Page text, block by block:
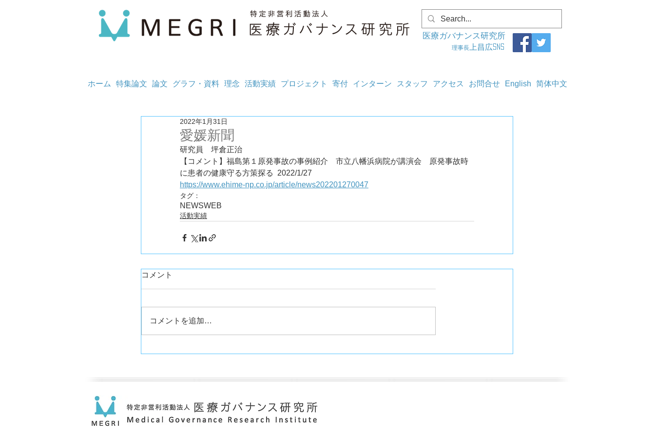
医療ガバナンス研究所
理事長 上昌広SNS
ホーム 特集論文 論文 グラフ・資料 理念 活動実績 プロジェクト 寄付 インターン スタッフ アクセス お問合せ English 简体中文
愛媛新聞
2022年1月31日
研究員　坪倉正治
【コメント】福島第１原発事故の事例紹介　市立八幡浜病院が講演会　原発事故時
に患者の健康守る方策探る	2022/1/27
https://www.ehime-np.co.jp/article/news202201270047
タグ：
NEWSWEB
活動実績
コメント
コメントを追加…